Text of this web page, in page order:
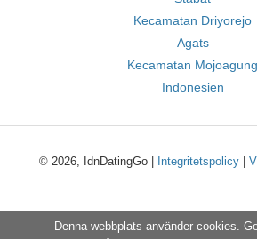
Kecamatan Driyorejo
Agats
Kecamatan Mojoagung
Indonesien
© 2026, IdnDatingGo | Integritetspolicy
Denna webbplats använder cookies.